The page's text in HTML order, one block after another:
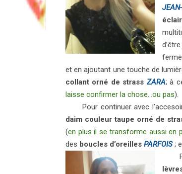
et en ajoutant une touche de
collant orné de strass ZARA; à
laisse confirmer la chose…ou pas).
Pour continuer avec
daim couleur taupe orné de
(en plus il se transforme aussi en
des boucles d’oreilles PARFOIS;